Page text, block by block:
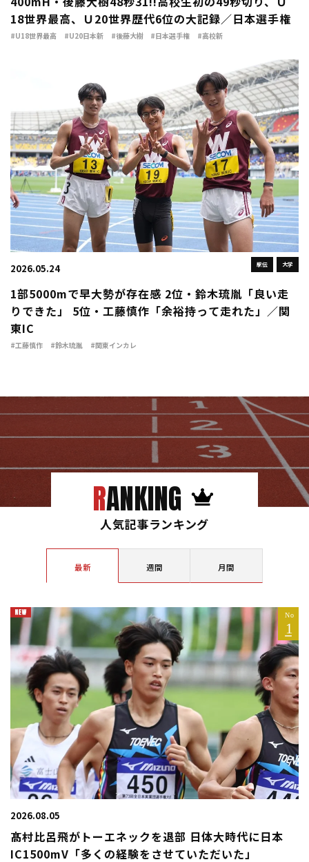
400mH・後藤大樹48秒31!!高校生初の49秒切り、Ｕ
18世界最高、Ｕ20世界歴代6位の大記録／日本選手権
#U18世界最高 #U20日本新 #後藤大樹 #日本選手権 #高校新
駅伝 大学
2026.05.24
1部5000mで早大勢が存在感 2位・鈴木琉胤「良い走
りできた」 5位・工藤慎作「余裕持って走れた」／関
東IC
#工藤慎作 #鈴木琉胤 #関東インカレ
RANKING
人気記事ランキング
最新 週間 月間
2026.08.05
髙村比呂飛がトーエネックを退部 日体大時代に日本
IC1500mV「多くの経験をさせていただいた」